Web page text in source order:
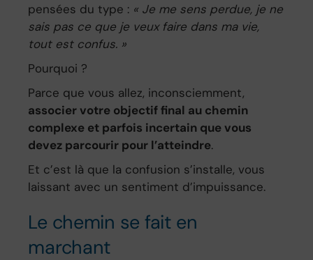
pensées du type : « Je me sens perdue, je ne
sais pas ce que je veux faire dans ma vie,
tout est confus. »
Pourquoi ?
Parce que vous allez, inconsciemment,
associer votre objectif final au chemin
complexe et parfois incertain que vous
devez parcourir pour l’atteindre.
Et c’est là que la confusion s’installe, vous
laissant avec un sentiment d’impuissance.
Le chemin se fait en
marchant